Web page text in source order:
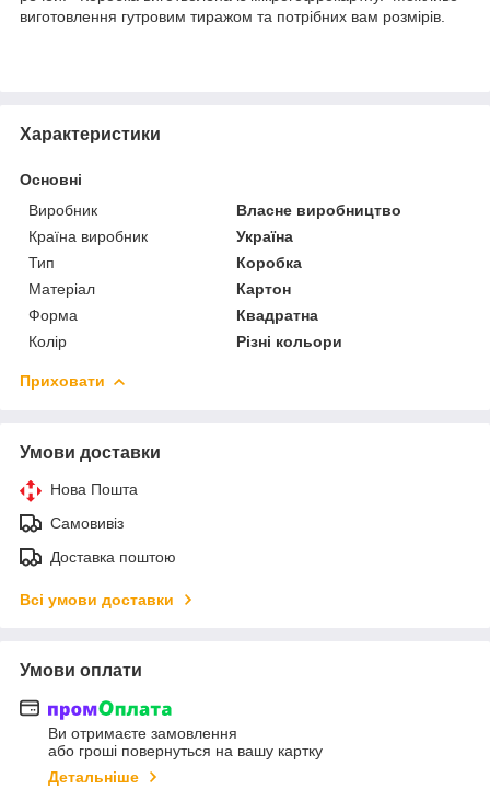
виготовлення гутровим тиражом та потрібних вам розмірів.
Характеристики
Основні
Виробник
Власне виробництво
Країна виробник
Україна
Тип
Коробка
Матеріал
Картон
Форма
Квадратна
Колір
Різні кольори
Приховати
Умови доставки
Нова Пошта
Самовивіз
Доставка поштою
Всі умови доставки
Умови оплати
Ви отримаєте замовлення
або гроші повернуться на вашу картку
Детальніше